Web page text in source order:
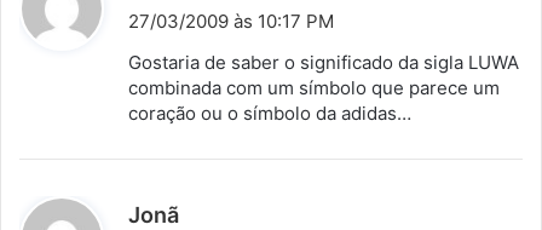
i
s
e
27/03/2009 às 10:17 PM
Gostaria de saber o significado da sigla LUWA
combinada com um símbolo que parece um
coração ou o símbolo da adidas…
Jonã